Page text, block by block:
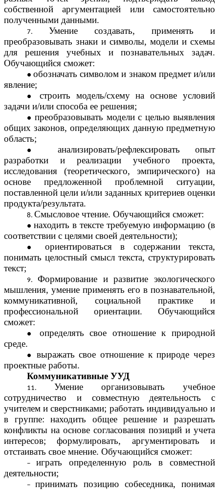
собственной аргументацией или самостоятельно
полученными данными.
Умение создавать, применять и
преобразовывать знаки и символы, модели и схемы
для решения учебных и познавательных задач.
Обучающийся сможет:
обозначать символом и знаком предмет и/или
явление;
строить модель/схему на основе условий
задачи и/или способа ее решения;
преобразовывать модели с целью выявления
общих законов, определяющих данную предметную
область;
анализировать/рефлексировать опыт
разработки и реализации учебного проекта,
исследования (теоретического, эмпирического) на
основе предложенной проблемной ситуации,
поставленной цели и/или заданных критериев оценки
продукта/результата.
Смысловое чтение. Обучающийся сможет:
находить в тексте требуемую информацию (в
соответствии с целями своей деятельности);
ориентироваться в содержании текста,
понимать целостный смысл текста, структурировать
текст;
Формирование и развитие экологического
мышления, умение применять его в познавательной,
коммуникативной, социальной практике и
профессиональной ориентации. Обучающийся
сможет:
определять свое отношение к природной
среде.
выражать свое отношение к природе через
проектные работы.
Коммуникативные УУД
Умение организовывать учебное
сотрудничество и совместную деятельность с
учителем и сверстниками; работать индивидуально и
в группе: находить общее решение и разрешать
конфликты на основе согласования позиций и учета
интересов; формулировать, аргументировать и
отстаивать свое мнение. Обучающийся сможет:
играть определенную роль в совместной
деятельности;
принимать позицию собеседника, понимая